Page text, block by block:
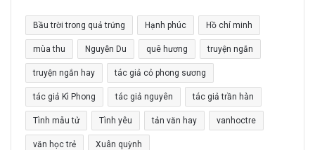
h
o
:
Bầu trời trong quả trứng Hạnh phúc Hồ chí minh
mùa thu Nguyễn Du quê hương truyện ngắn
truyện ngắn hay tác giả cỏ phong sương
tác giả Kì Phong tác giả nguyên tác giả trần hàn
Tình mẫu tử Tình yêu tản văn hay vanhoctre
văn học trẻ Xuân quỳnh